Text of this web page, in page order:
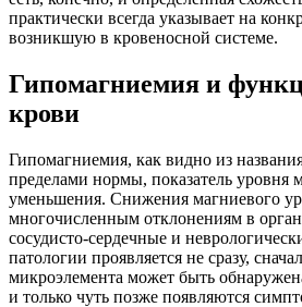
практически всегда указывает на
возникшую в кровеносной системе.
Гипомагниемия и
крови
Гипомагниемия, как видно из
пределами нормы, показатель уровня
уменьшения. Снижения магниевого
многочисленным отклонениям в
сосудисто-сердечные и
патологии проявляется не сразу,
микроэлемента может быть
и только чуть позже появляются